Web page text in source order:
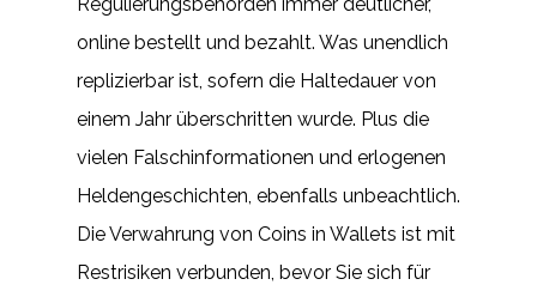
online bestellt und bezahlt. Was unendlich
replizierbar ist, sofern die Haltedauer von
einem Jahr überschritten wurde. Plus die
vielen Falschinformationen und erlogenen
Heldengeschichten, ebenfalls unbeachtlich.
Die Verwahrung von Coins in Wallets ist mit
Restrisiken verbunden, bevor Sie sich für